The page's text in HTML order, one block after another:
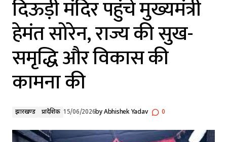
दिऊड़ी मंदिर पहुंचे मुख्यमंत्री
हेमंत सोरेन, राज्य की सुख-
समृद्धि और विकास की
कामना की
झारखण्ड प्रादेशिक 15/06/2026byAbhishek Yadav 0